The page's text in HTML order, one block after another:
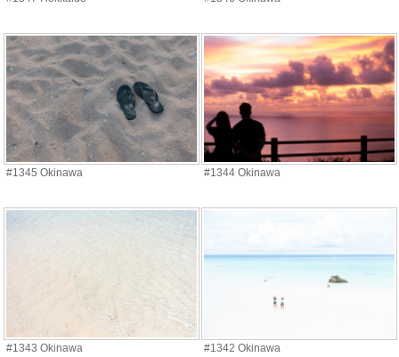
#1345 Okinawa #1344 Okinawa
#1343 Okinawa #1342 Okinawa